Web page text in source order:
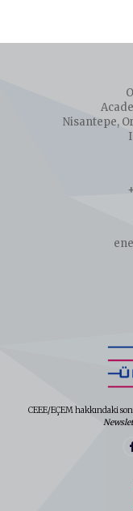
Nisantepe,
CEEE/EÇEM hakkındaki